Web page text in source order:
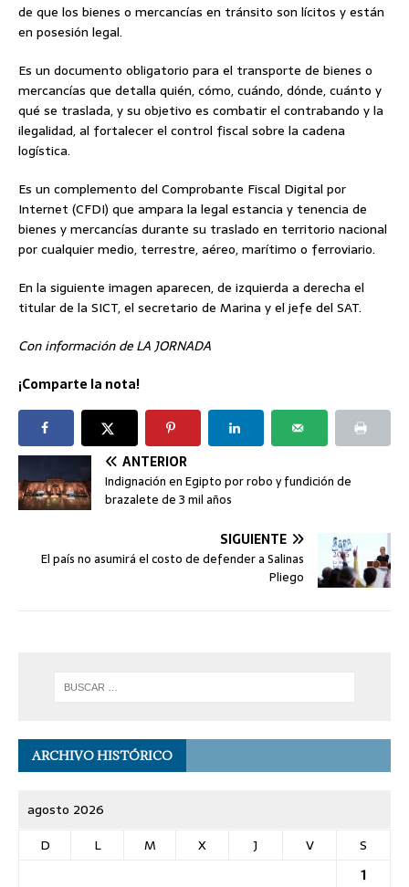
de que los bienes o mercancías en tránsito son lícitos y están
en posesión legal.
Es un documento obligatorio para el transporte de bienes o
mercancías que detalla quién, cómo, cuándo, dónde, cuánto y
qué se traslada, y su objetivo es combatir el contrabando y la
ilegalidad, al fortalecer el control fiscal sobre la cadena
logística.
Es un complemento del Comprobante Fiscal Digital por
Internet (CFDI) que ampara la legal estancia y tenencia de
bienes y mercancías durante su traslado en territorio nacional
por cualquier medio, terrestre, aéreo, marítimo o ferroviario.
En la siguiente imagen aparecen, de izquierda a derecha el
titular de la SICT, el secretario de Marina y el jefe del SAT.
Con información de LA JORNADA
¡Comparte la nota!
ANTERIOR
Indignación en Egipto por robo y fundición de
brazalete de 3 mil años
SIGUIENTE
El país no asumirá el costo de defender a Salinas
Pliego
ARCHIVO HISTÓRICO
agosto 2026
D
L M X J V
S
1